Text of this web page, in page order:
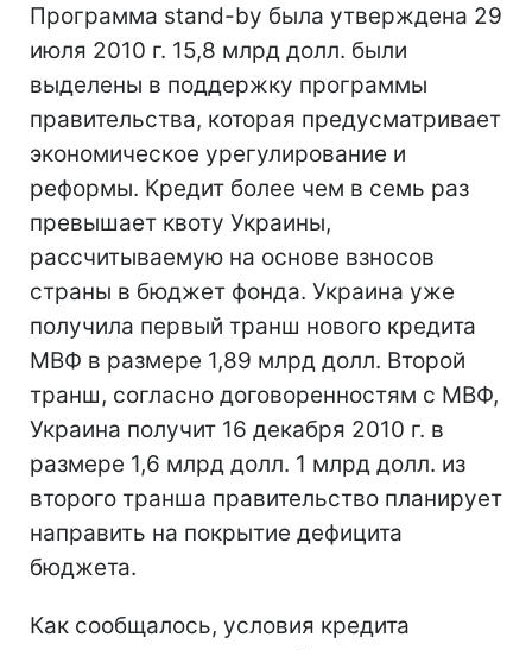
Программа stand-by была утверждена 29
июля 2010 г. 15,8 млрд долл. были
выделены в поддержку программы
правительства, которая предусматривает
экономическое урегулирование и
реформы. Кредит более чем в семь раз
превышает квоту Украины,
рассчитываемую на основе взносов
страны в бюджет фонда. Украина уже
получила первый транш нового кредита
МВФ в размере 1,89 млрд долл. Второй
транш, согласно договоренностям с МВФ,
Украина получит 16 декабря 2010 г. в
размере 1,6 млрд долл. 1 млрд долл. из
второго транша правительство планирует
направить на покрытие дефицита
бюджета.
Как сообщалось, условия кредита